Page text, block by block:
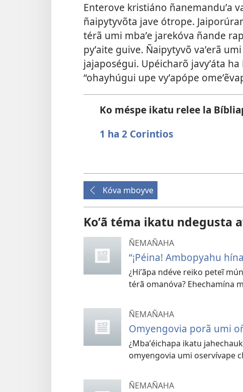
Enterove kristiáno ñanemanduʼa
ñaipytyvõta jave ótrope.
térã umi mbaʼe jarekóva ñande
pyʼaite guive. Ñaipytyvõ vaʼerã
jajaposégui. Upéicharõ javyʼáta
“ohayhúgui upe vyʼapópe
Ko méspe ikatu relee la
1 ha 2 Corintios
Kóva mboyve
Koʼã téma ikatu ndegusta
ÑEMAÑAHA
“¡Péina! Ambopyahu
¿Hiʼãpa ndéve reiko peteĩ
térã omanóva? Ehechamína
ÑEMAÑAHA
Omyengovia porã umi
¿Mbaʼéichapa ikatu
omyengovia umi oservívape
ÑEMAÑAHA